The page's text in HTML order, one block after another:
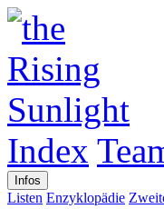
Index
Infos
Listen Enzyklopädie